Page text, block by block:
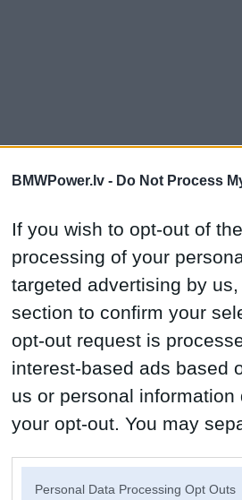
BMWPower.lv - Do Not Process
If you wish to opt-out of
processing of your
targeted advertising by
section to confirm your
opt-out request is
interest-based ads based
us or personal
your opt-out. You may
Personal Data Processing Opt Outs